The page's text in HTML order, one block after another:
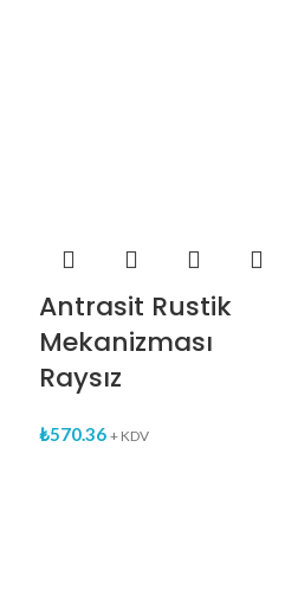
Antrasit Rustik
Mekanizması
Raysız
₺570.36 + KDV